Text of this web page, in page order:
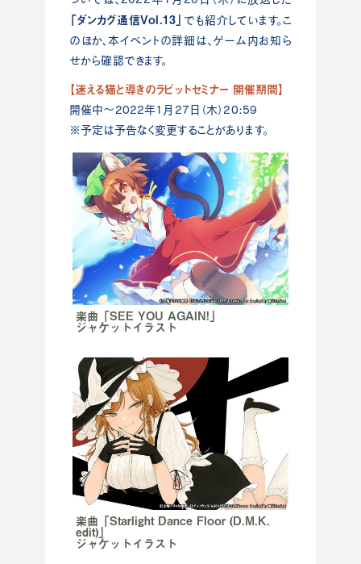
「ダンカグ通信Vol.13」 でも紹介しています。こ
のほか、本イベントの詳細は、ゲーム内お知ら
せから確認できます。
【迷える猫と導きのラビットセミナー 開催期間】
開催中～2022年1月27日（木）20:59
※予定は予告なく変更することがあります。
楽曲「SEE YOU AGAIN!」
ジャケットイラスト
楽曲「Starlight Dance Floor (D.M.K.
edit)」
ジャケットイラスト